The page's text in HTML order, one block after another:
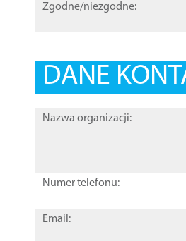
Zgodne/niezgodne:
DANE
Nazwa organizacji:
Numer telefonu:
Email: